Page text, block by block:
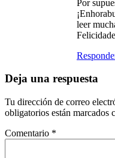
Por
leer
Deja una respuesta
Tu dirección de correo
obligatorios están marcados
Comentario *